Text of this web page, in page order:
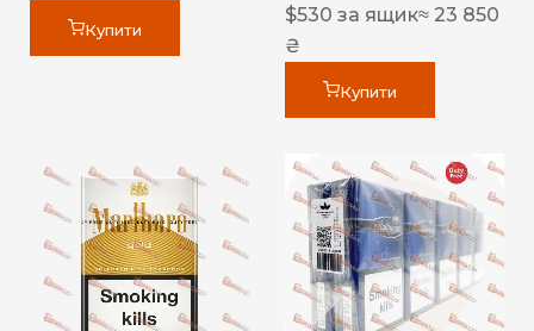
Купити
$530 за ящик≈ 23 850
₴
Купити